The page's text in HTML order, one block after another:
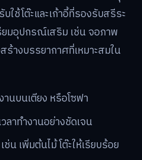
ใช้โต๊ะและเก้าอี้ที่รองรับสรีระ
ยมอุปกรณ์เสริม เช่น จอภาพ
างบรรยากาศที่เหมาะสมใน
านบนเตียง หรือโซฟา
ลาทำงานอย่างชัดเจน
น เพิ่มต้นไม้ โต๊ะให้เรียบร้อย